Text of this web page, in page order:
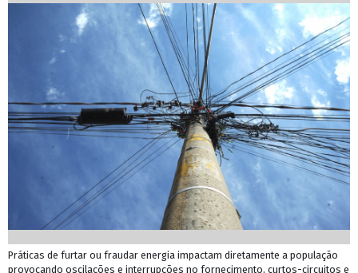
Práticas de furtar ou fraudar energia impactam diretamente a população
provocando oscilações e interrupções no fornecimento, curtos-circuitos e